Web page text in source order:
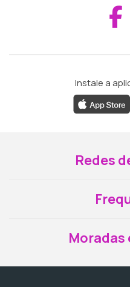
Instale a
Redes
Moradas